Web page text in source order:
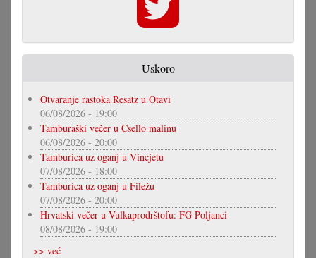
Uskoro
Otvaranje rastoka Resatz u Otavi
06/08/2026 - 19:00
Tamburaški večer u Csello malinu
06/08/2026 - 20:00
Tamburica uz oganj u Vincjetu
07/08/2026 - 18:00
Tamburica uz oganj u Filežu
07/08/2026 - 20:00
Hrvatski večer u Vulkaprodrštofu: FG Poljanci
08/08/2026 - 19:00
>> već